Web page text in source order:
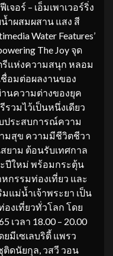
จอร์ – เอ็มเพาเวอร์ริ่ง
น้ำผสมผสาน แสง สี
Water Features’
The Joy จุด
แห่งความสนุก หลอม
ชื่อมต่อผลงานของ
นความต่างของยุค
วมไว้เป็นหนึ่งเดียว
ประสบการณ์ความ
มสุข ความมีชีวิตชีวา
ยาม ต้อนรับเทศกาล
ปีใหม่ พร้อมกระตุ้น
กรรมท่องเที่ยว และ
แม่น้ำเจ้าพระยา เป็น
งเที่ยวทั่วโลก โดย
เวลา 18.00 – 20.00
มีเซเลบริตี้ แพรว
ดนัยกุล, วสวี วอน